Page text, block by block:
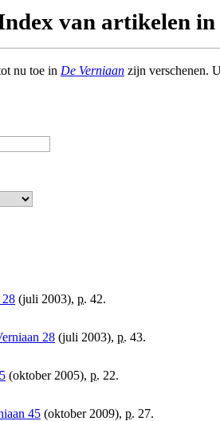
van artikelen in
nu toe in De Verniaan zijn verschenen.
28 (juli 2003), p. 42.
28 (juli 2003), p. 43.
(oktober 2005), p. 22.
45 (oktober 2009), p. 27.